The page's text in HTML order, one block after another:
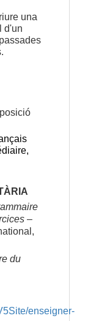
una
d'un
–
du
enseigner-